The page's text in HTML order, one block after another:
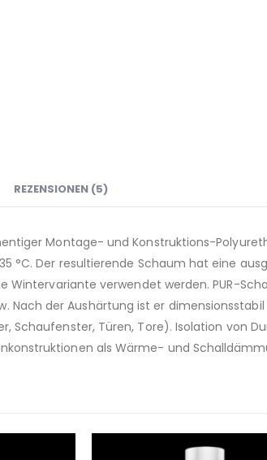
REZENSIONEN (5)
Montage- und Konstruktions-
°C. Der resultierende Schaum hat eine
Wintervariante verwendet werden. PUR-
Nach der Aushärtung ist er
Schaufenster, Türen, Tore). Isolation von
als Wärme- und